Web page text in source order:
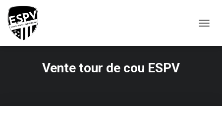
V
Vente tour de cou ESPV